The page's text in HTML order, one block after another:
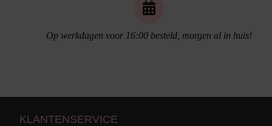
Op werkdagen voor 16:00 besteld, morgen al in huis!
KLANTENSERVICE